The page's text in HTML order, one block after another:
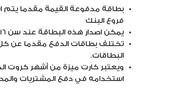
بطاقة مدفوعة القيمة مقدما يتم
فروع البنك
يمكن اصدار هذه البطاقة عند سن 16 سنة
تختلف بطاقات الدفع مقدما عن
البطاقات.
ويعتبر كارت ميزة من أشهر كروت
استخدامه في دفع المشتريات